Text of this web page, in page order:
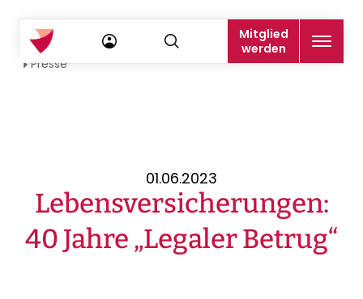
Mitglied
werden
Startseite
Presse
01.06.2023
Lebensversicherungen:
40 Jahre „Legaler Betrug“